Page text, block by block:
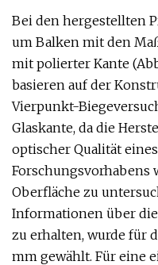
Bei den hergestellten
um Balken mit den
mit polierter Kante
basieren auf der
Vierpunkt-
Glaskante, da die
optischer Qualität
Forschungsvorhabens
Oberfläche zu
Informationen über
zu erhalten, wurde für
mm gewählt. Für eine